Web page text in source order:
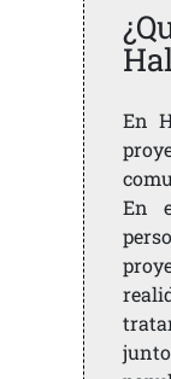
En
En